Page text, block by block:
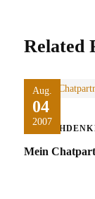
Related
Aug.
04
2007
Mein